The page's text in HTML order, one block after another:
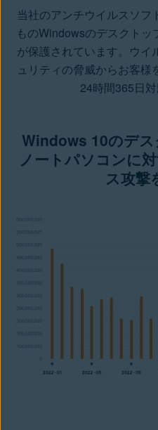
当社のアンチウイルスソフ
ものWindowsのデスクト
が保護されています。ウイ
ュリティの脅威からお客
24時間365日対
Windows 10のデ
ノートパソコンに
ス攻撃